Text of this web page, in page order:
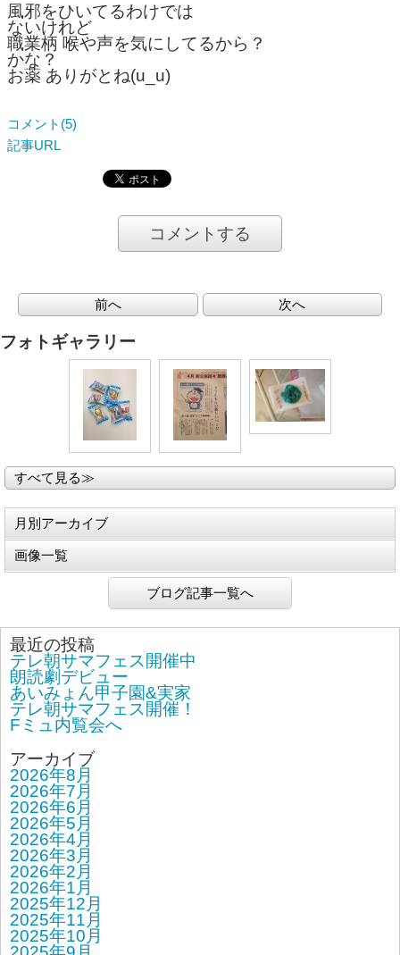
風邪をひいてるわけでは
ないけれど
職業柄 喉や声を気にしてるから？
かな？
お薬 ありがとね(u_u)
コメント(5)
記事URL
コメントする
前へ 次へ
フォトギャラリー
すべて見る≫
月別アーカイブ
画像一覧
ブログ記事一覧へ
最近の投稿
テレ朝サマフェス開催中
朗読劇デビュー
あいみょん甲子園&実家
テレ朝サマフェス開催！
Fミュ内覧会へ
アーカイブ
2026年8月
2026年7月
2026年6月
2026年5月
2026年4月
2026年3月
2026年2月
2026年1月
2025年12月
2025年11月
2025年10月